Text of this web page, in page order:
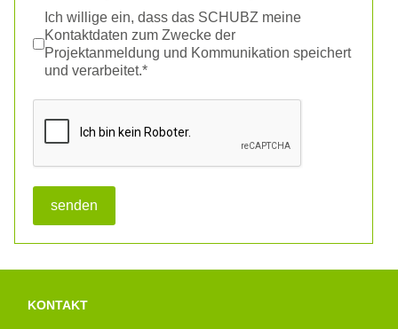
Ich willige ein, dass das SCHUBZ meine
Kontaktdaten zum Zwecke der
Projektanmeldung und Kommunikation speichert
und verarbeitet.*
senden
KONTAKT